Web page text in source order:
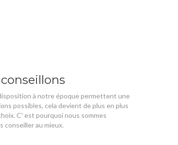
à notre époque permettent une
possibles, cela devient de plus en plus
C' est pourquoi nous sommes
conseiller au mieux.